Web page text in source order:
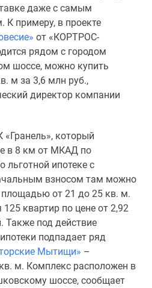
даже с самым
примеру, в проекте
от «КОРТРОС-
рядом с городом
шоссе, можно купить
м за 3,6 млн руб.,
директор компании
«Гранель», который
в 8 км от МКАД по
ипотеке с
взносом там можно
площадью от 21 до 25 кв. м.
квартир по цене от 2,92
Также под действие
подпадает ряд
Мытищи» –
м. Комплекс расположен в
шоссе, сообщает